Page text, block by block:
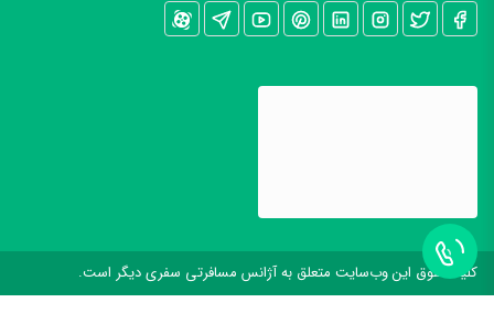
کليه حقوق اين وب‌سايت متعلق به آژانس مسافرتی سفری دیگر است.